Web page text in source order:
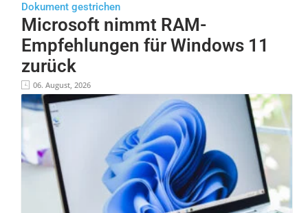
Dokument gestrichen
Microsoft nimmt RAM-
Empfehlungen für Windows 11
zurück
06. August, 2026